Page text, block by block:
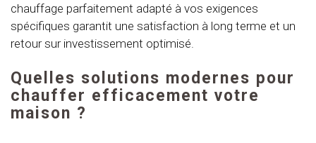
chauffage parfaitement adapté à vos exigences
spécifiques garantit une satisfaction à long terme et un
retour sur investissement optimisé.
Quelles solutions modernes pour
chauffer efficacement votre
maison ?